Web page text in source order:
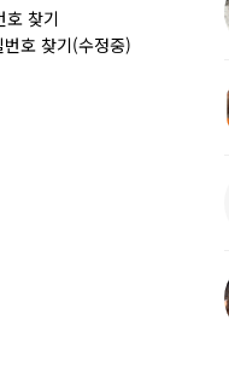
호 찾기
번호 찾기(수정중)